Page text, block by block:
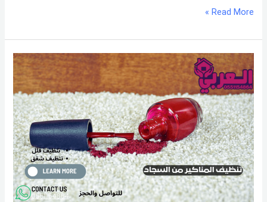
Read More »
طريقة
تنظيف
المناكير
من
السجاد
من
شركة
تنظيف
سجاد
بحائل
–